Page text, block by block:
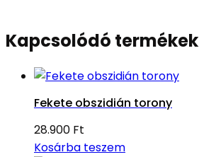
Kapcsolódó termékek
Fekete obszidián torony
28.900 Ft
Kosárba teszem